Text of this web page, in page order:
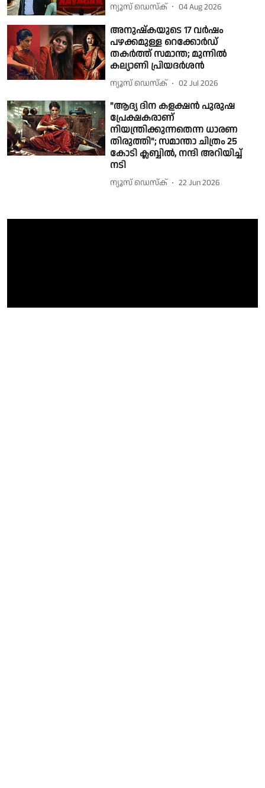
ന്യൂസ് ഡെസ്ക് 04 Aug 2026
അനുഷ്കയുടെ 17 വർഷം
പഴക്കമുള്ള റെക്കോർഡ്
തകർത്ത് സമാന്ത; മുന്നിൽ
കല്യാണി പ്രിയദർശൻ
ന്യൂസ് ഡെസ്ക് 02 Jul 2026
"ആദ്യ ദിന കളക്ഷൻ പുരുഷ
പ്രേക്ഷകരാണ്
നിയന്ത്രിക്കുന്നതെന്ന ധാരണ
തിരുത്തി"; സമാന്താ ചിത്രം 25
കോടി ക്ലബ്ബിൽ, നന്ദി അറിയിച്ച്
നടി
ന്യൂസ് ഡെസ്ക് 22 Jun 2026